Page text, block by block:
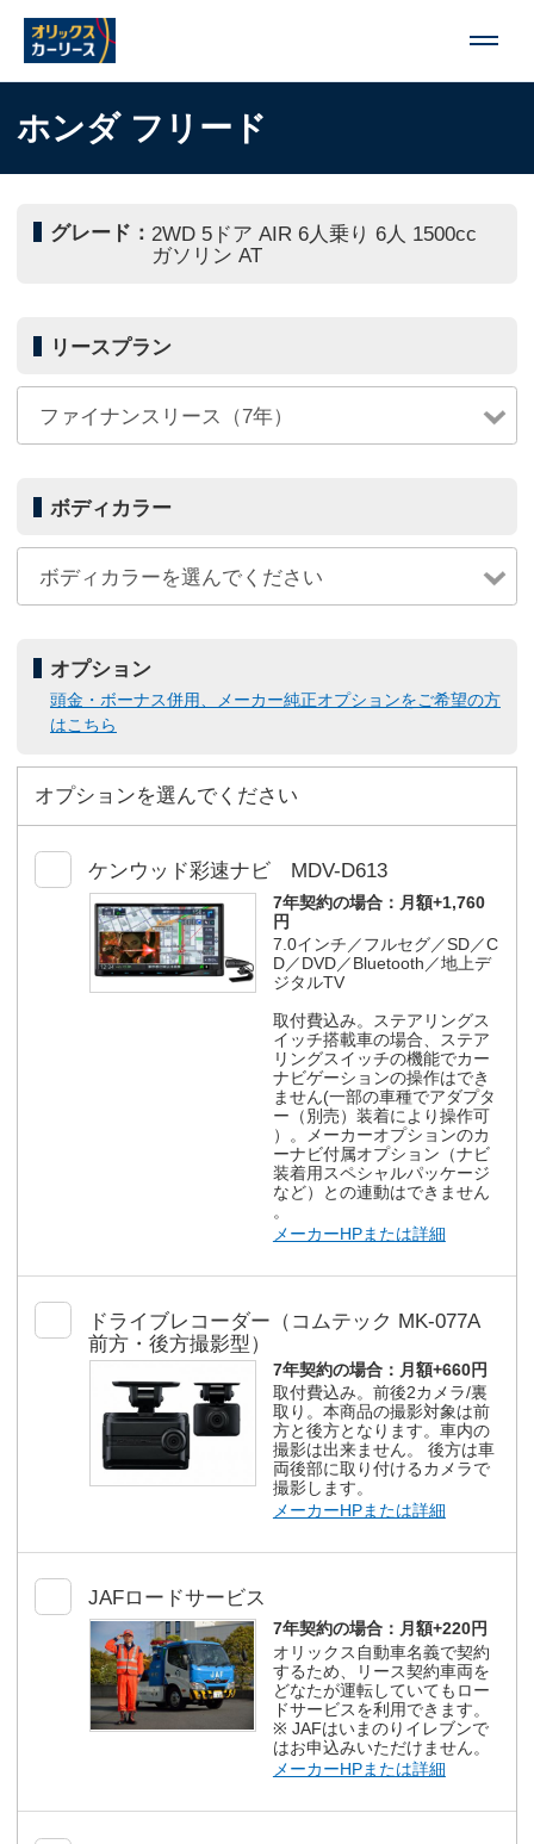
ホンダ フリード
グレード： 2WD 5ドア AIR 6人乗り 6人 1500cc
ガソリン AT
リースプラン
ボディカラー
オプション
頭金・ボーナス併用、メーカー純正オプションをご希望の方
はこちら
オプションを選んでください
ケンウッド彩速ナビ MDV-D613
7年契約の場合： 月額+1,760
円
7.0インチ／フルセグ／SD／C
D／DVD／Bluetooth／地上デ
ジタルTV
取付費込み。ステアリングス
イッチ搭載車の場合、ステア
リングスイッチの機能でカー
ナビゲーションの操作はでき
ません(一部の車種でアダプタ
ー（別売）装着により操作可
）。メーカーオプションのカ
ーナビ付属オプション（ナビ
装着用スペシャルパッケージ
など）との連動はできません
。
メーカーHPまたは詳細
ドライブレコーダー（コムテック MK-077A
前方・後方撮影型）
7年契約の場合： 月額+660円
取付費込み。前後2カメラ/裏
取り。本商品の撮影対象は前
方と後方となります。車内の
撮影は出来ません。 後方は車
両後部に取り付けるカメラで
撮影します。
メーカーHPまたは詳細
JAFロードサービス
7年契約の場合： 月額+220円
オリックス自動車名義で契約
するため、リース契約車両を
どなたが運転していてもロー
ドサービスを利用できます。
※ JAFはいまのりイレブンで
はお申込みいただけません。
メーカーHPまたは詳細